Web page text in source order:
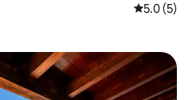
औसत रेटिंग 5
5.0 (5)